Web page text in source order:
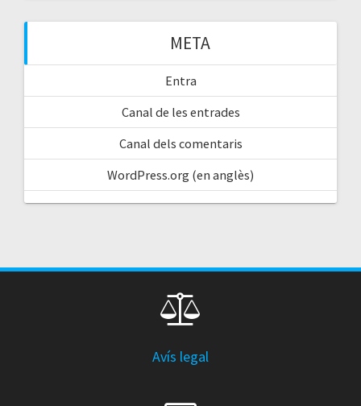
META
Entra
Canal de les entrades
Canal dels comentaris
WordPress.org (en anglès)
Avís legal